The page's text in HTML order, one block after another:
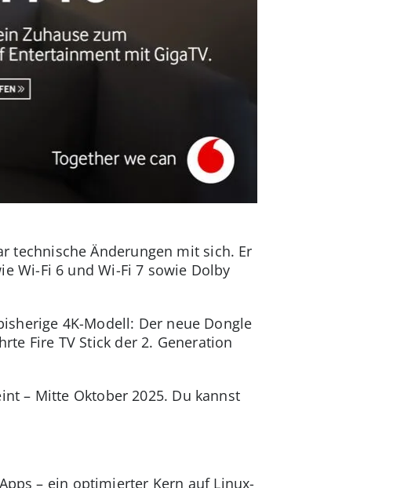
technische Änderungen mit sich. Er
Wi-Fi 6 und Wi-Fi 7 sowie Dolby
4K-Modell: Der neue Dongle
Fire TV Stick der 2. Generation
– Mitte Oktober 2025. Du kannst
– ein optimierter Kern auf Linux-